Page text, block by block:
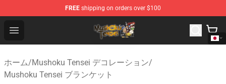
FREE shipping on orders over $100
Open menu
Mushoku Tensei Store - Official Mushoku Tensei
ホーム/Mushoku Tensei デコレーション/
Mushoku Tensei ブランケット